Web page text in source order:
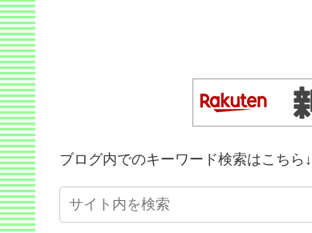
ブログ内でのキーワード検索はこちら↓